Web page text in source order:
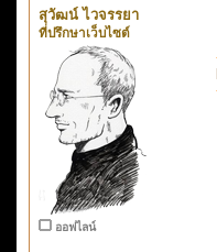
สุวัฒน์ ไวจรรยา
ที่ปรึกษาเว็บไซต์
ออฟไลน์